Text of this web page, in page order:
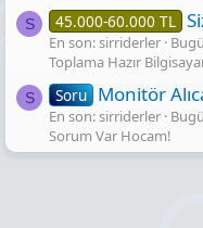
S 45.000-60.000 TL
En son: sirriderler
Toplama Hazır
S Soru Monitör
En son: sirriderler
Sorum Var Hocam!